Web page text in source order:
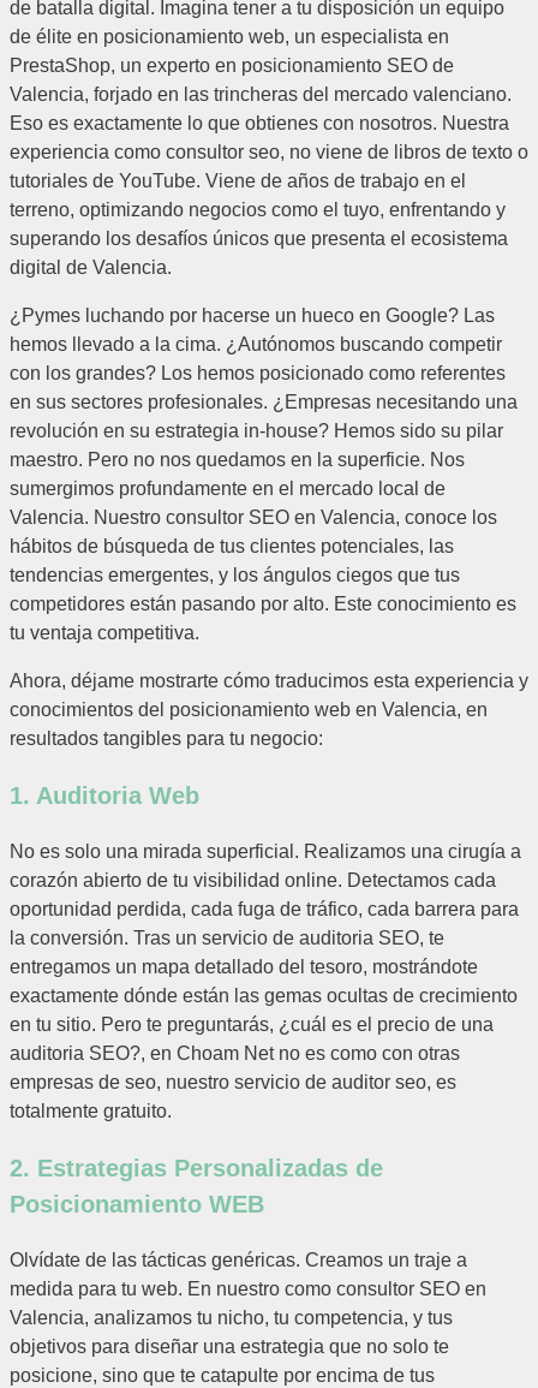
de batalla digital. Imagina tener a tu disposición un equipo
de élite en posicionamiento web, un especialista en
PrestaShop, un experto en posicionamiento SEO de
Valencia, forjado en las trincheras del mercado valenciano.
Eso es exactamente lo que obtienes con nosotros. Nuestra
experiencia como consultor seo, no viene de libros de texto o
tutoriales de YouTube. Viene de años de trabajo en el
terreno, optimizando negocios como el tuyo, enfrentando y
superando los desafíos únicos que presenta el ecosistema
digital de Valencia.
¿Pymes luchando por hacerse un hueco en Google? Las
hemos llevado a la cima. ¿Autónomos buscando competir
con los grandes? Los hemos posicionado como referentes
en sus sectores profesionales. ¿Empresas necesitando una
revolución en su estrategia in-house? Hemos sido su pilar
maestro. Pero no nos quedamos en la superficie. Nos
sumergimos profundamente en el mercado local de
Valencia. Nuestro consultor SEO en Valencia, conoce los
hábitos de búsqueda de tus clientes potenciales, las
tendencias emergentes, y los ángulos ciegos que tus
competidores están pasando por alto. Este conocimiento es
tu ventaja competitiva.
Ahora, déjame mostrarte cómo traducimos esta experiencia y
conocimientos del posicionamiento web en Valencia, en
resultados tangibles para tu negocio:
1. Auditoria Web
No es solo una mirada superficial. Realizamos una cirugía a
corazón abierto de tu visibilidad online. Detectamos cada
oportunidad perdida, cada fuga de tráfico, cada barrera para
la conversión. Tras un servicio de auditoria SEO, te
entregamos un mapa detallado del tesoro, mostrándote
exactamente dónde están las gemas ocultas de crecimiento
en tu sitio. Pero te preguntarás, ¿cuál es el precio de una
auditoria SEO?, en Choam Net no es como con otras
empresas de seo, nuestro servicio de auditor seo, es
totalmente gratuito.
2. Estrategias Personalizadas de
Posicionamiento WEB
Olvídate de las tácticas genéricas. Creamos un traje a
medida para tu web. En nuestro como consultor SEO en
Valencia, analizamos tu nicho, tu competencia, y tus
objetivos para diseñar una estrategia que no solo te
posicione, sino que te catapulte por encima de tus